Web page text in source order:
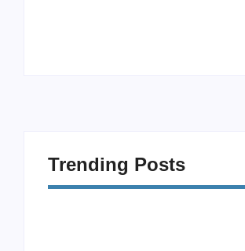
Trending Posts